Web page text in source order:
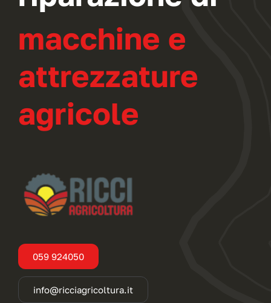
macchine e
attrezzature
agricole
059 924050
info@ricciagricoltura.it